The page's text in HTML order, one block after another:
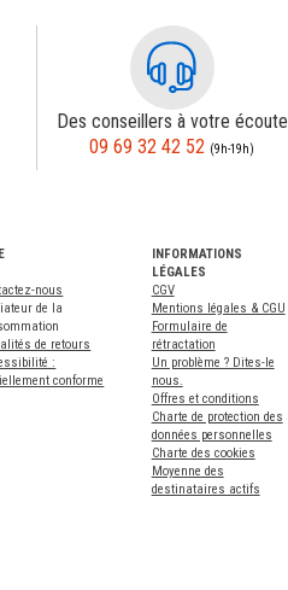
Des conseillers à votre écoute
09 69 32 42 52 (9h-19h)
nous
de la
de retours
:
conforme
INFORMATIONS
LÉGALES
CGV
Mentions légales & CGU
Formulaire de
rétractation
Un problème ? Dites-le
nous.
Offres et conditions
Charte de protection des
données personnelles
Charte des cookies
Moyenne des
destinataires actifs